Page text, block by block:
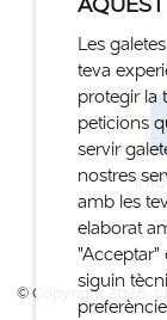
© Copyright 2026.
Les
teva
protegir la
peticions
servir
nostres
amb les
elaborat
"Acceptar"
siguin